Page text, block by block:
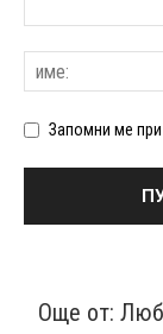
Запомни ме
Още от: